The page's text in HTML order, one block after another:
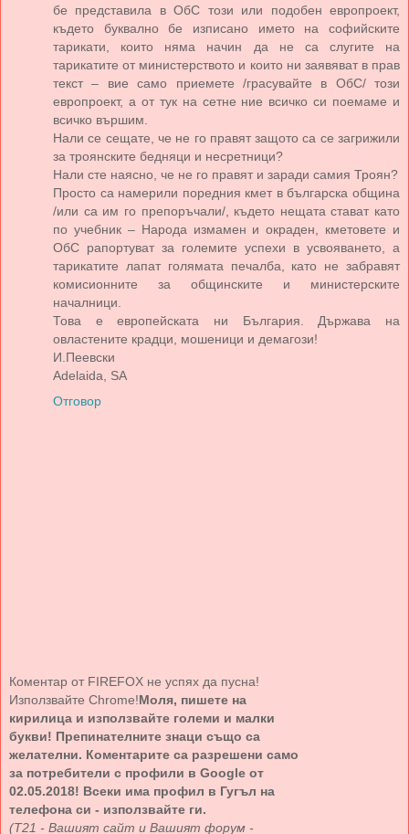
бе представила в ОбС този или подобен европроект,
където буквално бе изписано името на софийските
тарикати, които няма начин да не са слугите на
тарикатите от министерството и които ни заявяват в прав
текст – вие само приемете /грасувайте в ОбС/ този
европроект, а от тук на сетне ние всичко си поемаме и
всичко вършим.
Нали се сещате, че не го правят защото са се загрижили
за троянските бедняци и несретници?
Нали сте наясно, че не го правят и заради самия Троян?
Просто са намерили поредния кмет в българска община
/или са им го препоръчали/, където нещата стават като
по учебник – Народа измамен и окраден, кметовете и
ОбС рапортуват за големите успехи в усвояването, а
тарикатите лапат голямата печалба, като не забравят
комисионните за общинските и министерските
началници.
Това е европейската ни България. Държава на
овластените крадци, мошеници и демагози!
И.Пеевски
Adelaida, SA
Отговор
Коментар от FIREFOX не успях да пусна!
Използвайте Chrome!Моля, пишете на
кирилица и използвайте големи и малки
букви! Препинателните знаци също са
желателни. Коментарите са разрешени само
за потребители с профили в Google от
02.05.2018! Всеки има профил в Гугъл на
телефона си - използвайте ги.
(Т21 - Вашият сайт и Вашият форум -